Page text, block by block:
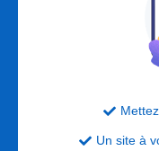

 Un site à